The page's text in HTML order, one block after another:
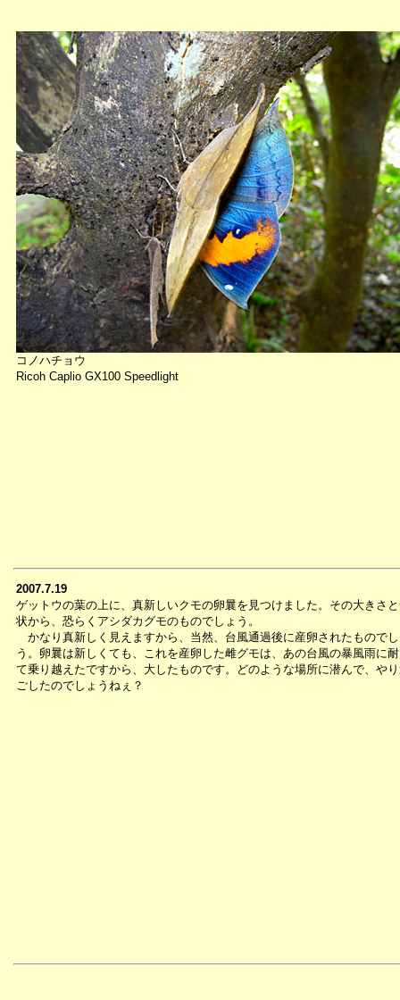
コノハチョウ
Ricoh Caplio GX100 Speedlight
2007.7.19
ゲットウの葉の上に、真新しいクモの卵曩を見つけました。その大きさ
状から、恐らくアシダカグモのものでしょう。
かなり真新しく見えますから、当然、台風通過後に産卵されたもので
う。卵曩は新しくても、これを産卵した雌グモは、あの台風の暴風雨に
て乗り越えたですから、大したものです。どのような場所に潜んで、や
ごしたのでしょうねぇ？